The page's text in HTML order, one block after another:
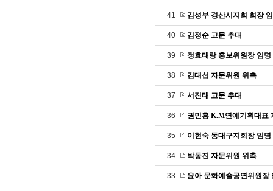
41 김성부 경산시지회 회장
40 김정순 고문 추대
39 정효태랑 홍보위원장 임명
38 김대섭 자문위원 위촉
37 서진태 고문 추대
36 권민흥 K.M연예기획대표
35 이현숙 동대구지회장 임명
34 박동진 자문위원 위촉
33 윤아 문화예술공연위원장